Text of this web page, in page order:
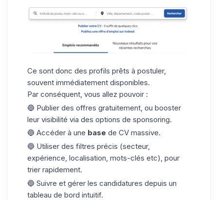
Ce sont donc des profils prêts à postuler,
souvent immédiatement disponibles.
Par conséquent, vous allez pouvoir :
🔵 Publier des offres gratuitement, ou booster
leur visibilité via des options de sponsoring.
🔵 Accéder à une base de CV massive.
🔵 Utiliser des filtres précis (secteur,
expérience, localisation, mots-clés etc), pour
trier rapidement.
🔵 Suivre et gérer les candidatures depuis un
tableau de bord intuitif.